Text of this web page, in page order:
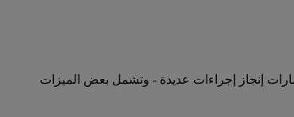
إنجاز إجراءات عديدة - وتشمل بعض الميزات